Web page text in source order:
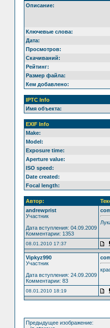
Описание:
Ключевые слова:
Дата:
Просмотров:
Скачиваний:
Рейтинг:
Размер файла:
Кем добавлено:
IPTC Info
Имя объекта:
EXIF Info
Make:
Model:
Exposure time:
Aperture value:
ISO speed:
Date created:
Focal length:
Автор:
andrewprist
Участник
Дата вступления: 04.09.2009
Комментарии: 1353
08.01.2010 17:37
Vipkyz990
Участник
Дата вступления: 24.09.2009
Комментарии: 83
08.01.2010 18:19
Предыдущее изображение: